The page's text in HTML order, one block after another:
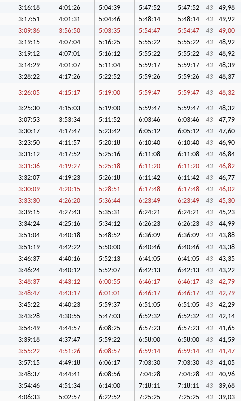
3:16:18 4:01:26 5:04:39 5:47:52 5:47:52 43
49,98
3:17:51 4:01:31 5:04:46 5:48:14 5:48:14 43
49,92
3:09:36 3:56:50 5:03:35 5:54:47 5:54:47 43
49,00
3:19:15 4:07:04 5:16:25 5:55:22 5:55:22 43
48,92
3:19:12 4:07:01 5:16:12 5:55:22 5:55:22 43
48,92
3:14:29 4:01:07 5:11:04 5:59:17 5:59:17 43
48,39
3:28:22 4:17:26 5:22:52 5:59:26 5:59:26 43 48,37
3:26:05 4:15:17 5:19:00 5:59:47 5:59:47 43 48,32
3:25:30 4:15:03 5:19:00 5:59:47 5:59:47 43
48,32
3:07:53 3:53:34 5:11:52 6:03:46 6:03:46 43
47,79
3:30:17 4:17:47 5:23:42 6:05:12 6:05:12 43
47,60
3:23:50 4:11:57 5:20:18 6:10:40 6:10:40 43
46,90
3:31:12 4:17:52 5:25:16 6:11:08 6:11:08 43
46,84
3:31:36 4:19:27 5:25:18 6:11:20 6:11:20 43
46,82
3:32:07 4:19:23 5:26:18 6:11:42 6:11:42 43
46,77
3:30:09 4:20:15 5:28:51 6:17:48 6:17:48 43
46,02
3:33:30 4:26:20 5:36:44 6:23:49 6:23:49 43
45,30
3:39:15 4:27:43 5:35:31 6:24:21 6:24:21 43
45,23
3:34:24 4:25:16 5:34:12 6:26:23 6:26:23 43
44,99
3:51:04 4:40:18 5:48:52 6:36:09 6:36:09 43
43,88
3:51:19 4:42:22 5:50:00 6:40:46 6:40:46 43
43,38
3:46:37 4:40:16 5:52:13 6:41:05 6:41:05 43
43,35
3:46:24 4:40:12 5:52:07 6:42:13 6:42:13 43
43,22
3:48:37 4:43:12 6:00:55 6:46:17 6:46:17 43
42,79
3:48:47 4:43:17 6:01:01 6:46:17 6:46:17 43
42,79
3:45:22 4:40:23 5:59:37 6:51:05 6:51:05 43
42,29
3:43:28 4:30:55 5:47:03 6:52:32 6:52:32 43
42,14
3:54:49 4:44:57 6:08:25 6:57:23 6:57:23 43
41,65
3:39:18 4:37:47 5:59:22 6:58:00 6:58:00 43
41,59
3:55:22 4:51:26 6:08:57 6:59:14 6:59:14 43
41,47
3:57:15 4:49:18 6:06:17 7:03:30 7:03:30 43
41,05
3:48:37 4:44:41 6:08:56 7:04:28 7:04:28 43
40,96
3:54:46 4:51:34 6:14:00 7:18:11 7:18:11 43
39,68
4:06:33 5:02:57 6:22:52 7:25:25 7:25:25 43 39,03